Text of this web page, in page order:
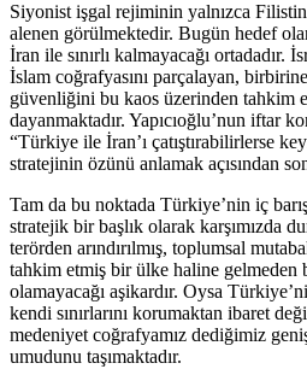
Siyonist işgal rejiminin yalnızca
alenen görülmektedir. Bugün hedef
İran ile sınırlı kalmayacağı ortadadır.
İslam coğrafyasını parçalayan,
güvenliğini bu kaos üzerinden tahkim
dayanmaktadır. Yapıcıoğlu’nun iftar
“Türkiye ile İran’ı çatıştırabilirlerse
stratejinin özünü anlamak açısından
Tam da bu noktada Türkiye’nin iç
stratejik bir başlık olarak karşımızda
terörden arındırılmış, toplumsal
tahkim etmiş bir ülke haline gelmeden
olamayacağı aşikardır. Oysa
kendi sınırlarını korumaktan ibaret
medeniyet coğrafyamız dediğimiz
umudunu taşımaktadır.